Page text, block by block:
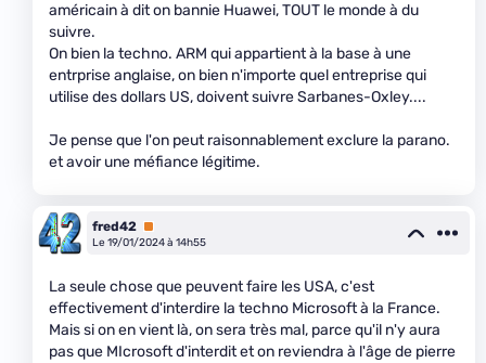
américain à dit on bannie Huawei, TOUT le monde à du
suivre.
On bien la techno. ARM qui appartient à la base à une
entrprise anglaise, on bien n'importe quel entreprise qui
utilise des dollars US, doivent suivre Sarbanes-Oxley....
Je pense que l'on peut raisonnablement exclure la parano.
et avoir une méfiance légitime.
fred42 Premium
Le 19/01/2024 à 14h55
La seule chose que peuvent faire les USA, c'est
effectivement d'interdire la techno Microsoft à la France.
Mais si on en vient là, on sera très mal, parce qu'il n'y aura
pas que MIcrosoft d'interdit et on reviendra à l'âge de pierre